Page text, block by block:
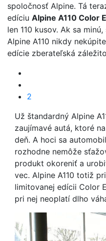
spoločnosť Alpine. Tá
edíciu Alpine A110 Color
len 110 kusov. Ak sa
Alpine A110 nikdy
edície zberateľská
2
Už štandardný Alpine
zaujímavé autá, ktoré
deň. A hoci sa
rozhodne nemôže
produkt okoreniť a
vec. Alpine A110 totiž
limitovanej edícii Color
pri nej neoplatí dlho